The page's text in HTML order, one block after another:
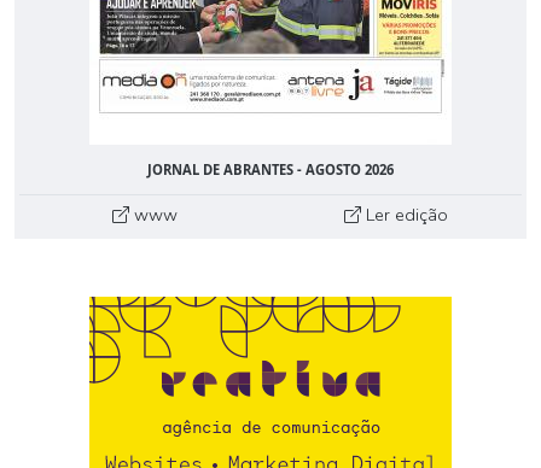
JORNAL DE ABRANTES - AGOSTO 2026
www Ler edição